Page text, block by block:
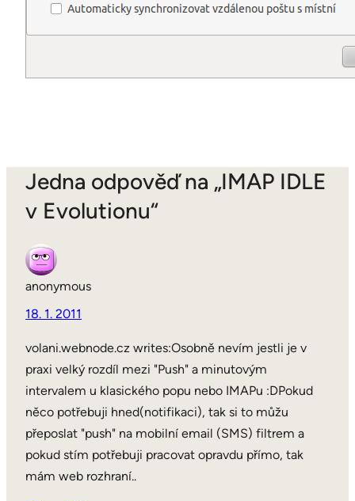
Jedna odpověď na „IMAP IDLE
v Evolutionu“
anonymous
18. 1. 2011
volani.webnode.cz writes:Osobně nevím jestli je v
praxi velký rozdíl mezi "Push" a minutovým
intervalem u klasického popu nebo IMAPu :DPokud
něco potřebuji hned(notifikaci), tak si to můžu
přeposlat "push" na mobilní email (SMS) filtrem a
pokud stím potřebuji pracovat opravdu přímo, tak
mám web rozhraní..